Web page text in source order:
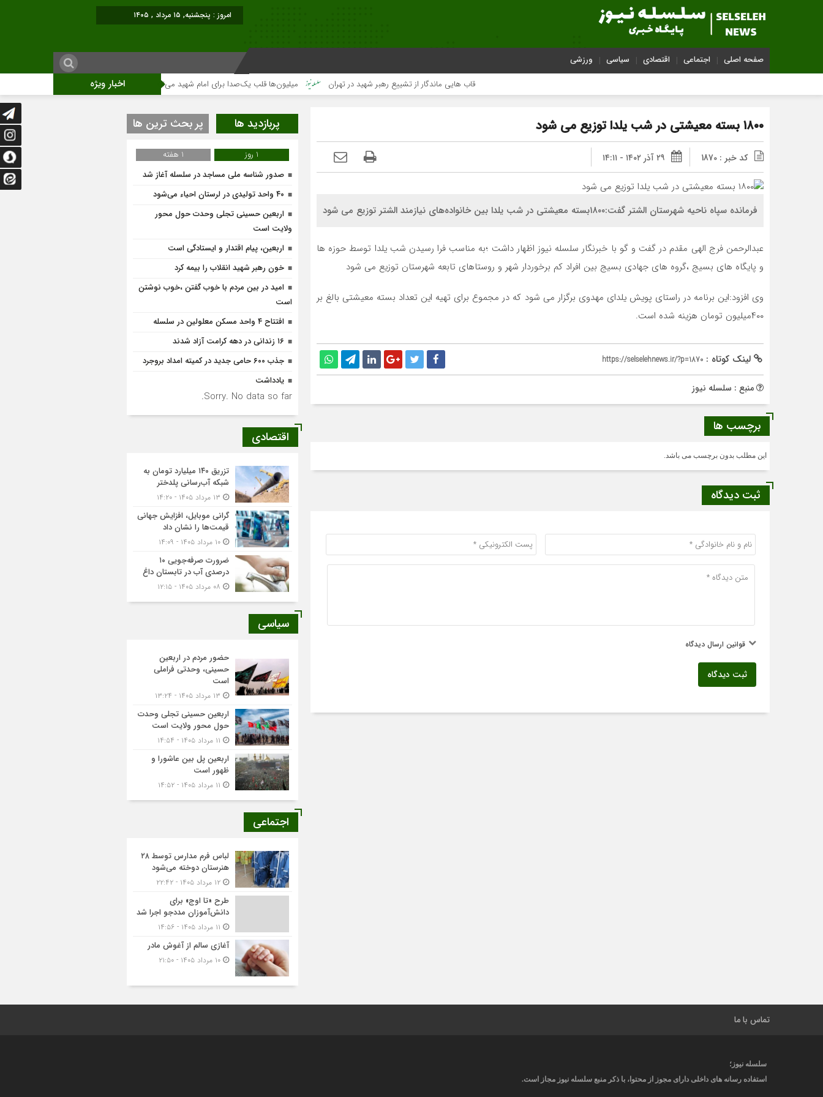
امروز : پنجشنبه, ۱۵ مرداد , ۱۴۰۵
صفحه اصلی اجتماعی اقتصادی سیاسی ورزشی
اخبار ویژه قاب هایی ماندگار از تشییع رهبر شهید در تهران میلیون‌ها قلب یک‌صدا برای امام شهید می‌تپد نمایشگاه آثار هنری ویژه ارتحال امام
۱۸۰۰ بسته معیشتی در شب یلدا توزیع می شود
کد خبر : 1870 ۲۹ آذر ۱۴۰۲ - ۱۴:۱۱
فرمانده سپاه ناحیه شهرستان الشتر گفت:۱۸۰۰بسته معیشتی در شب یلدا بین خانواده‌های نیازمند الشتر توزیع می شود
عبدالرحمن فرج الهی مقدم در گفت و گو با خبرنگار سلسله نیوز اظهار داشت ؛به مناسب فرا رسیدن شب یلدا توسط حوزه ها
و پایگاه های بسیج ،گروه های جهادی بسیج بین افراد کم برخوردار شهر و روستاهای تابعه شهرستان توزیع می شود
وی افزود:این برنامه در راستای پویش یلدای مهدوی برگزار می شود که در مجموع برای تهیه این تعداد بسته معیشتی بالغ بر
۴۰۰میلیون تومان هزینه شده است.
لینک کوتاه : https://selselehnews.ir/?p=1870
منبع : سلسله نیوز
برچسب ها
این مطلب بدون برچسب می باشد.
ثبت دیدگاه
قوانین ارسال دیدگاه
ثبت دیدگاه
پربازدید ها پر بحث ترین ها
1 روز
1 هفته
صدور شناسه ملی مساجد در سلسله آغاز شد
۴۰ واحد تولیدی در لرستان احیاء می‌شود
اربعین حسینی تجلی وحدت حول محور
ولایت است
اربعین، پیام اقتدار و ایستادگی است
خون رهبر شهید انقلاب را بیمه کرد
امید در بین مردم با خوب گفتن ،خوب نوشتن
است
افتتاح ۴ واحد مسکن معلولین در سلسله
۱۶ زندانی در دهه کرامت آزاد شدند
جذب ۶۰۰ حامی جدید در کمیته امداد بروجرد
یادداشت
Sorry. No data so far.
اقتصادی
تزریق ۱۴۰ میلیارد تومان به
شبکه آب‌رسانی پلدختر
گرانی موبایل، افزایش جهانی
قیمت‌ها را نشان داد
ضرورت صرفه‌جویی ۱۰
درصدی آب در تابستان داغ
سیاسی
حضور مردم در اربعین
حسینی، وحدتی فراملی
است
اربعین حسینی تجلی وحدت
حول محور ولایت است
اربعین پل بین عاشورا و
ظهور است
اجتماعی
لباس فرم مدارس توسط ۲۸
هنرستان‌ دوخته می‌شود
طرح «تا اوج» برای
دانش‌آموزان مددجو اجرا شد
آغازی سالم از آغوش مادر
تماس با ما
سلسله نیوز؛
استفاده رسانه های داخلی دارای مجوز از محتوا، با ذکر منبع سلسله نیوز مجاز است.